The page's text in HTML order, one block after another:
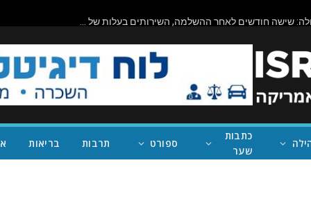
ביורוקרטיה בפעולה: שישה חודשים לאחר ההשלמה, השירותים בעלות של מיליון דולר בראניון קניון – במחוז של נית'יה ראמן – עדיין סגורים
כתבות
שער
ספורט תרבות בריאות